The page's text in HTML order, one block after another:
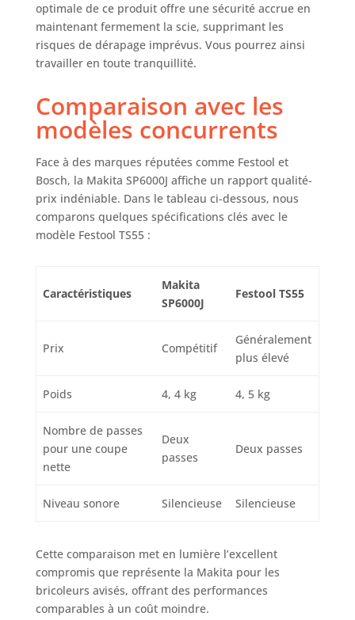
optimale de ce produit offre une sécurité accrue en
maintenant fermement la scie, supprimant les
risques de dérapage imprévus. Vous pourrez ainsi
travailler en toute tranquillité.
Comparaison avec les
modèles concurrents
Face à des marques réputées comme Festool et
Bosch, la Makita SP6000J affiche un rapport qualité-
prix indéniable. Dans le tableau ci-dessous, nous
comparons quelques spécifications clés avec le
modèle Festool TS55 :
Caractéristiques
Makita
SP6000J
Festool TS55
Prix Compétitif
Généralement
plus élevé
Poids 4, 4 kg 4, 5 kg
Nombre de passes
pour une coupe
nette
Deux
passes
Deux passes
Niveau sonore Silencieuse Silencieuse
Cette comparaison met en lumière l’excellent
compromis que représente la Makita pour les
bricoleurs avisés, offrant des performances
comparables à un coût moindre.